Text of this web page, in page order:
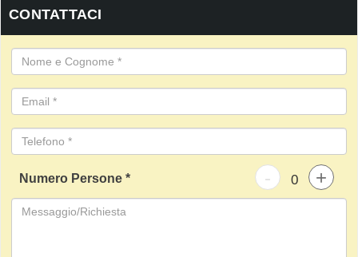
CONTATTACI
Numero Persone * - +